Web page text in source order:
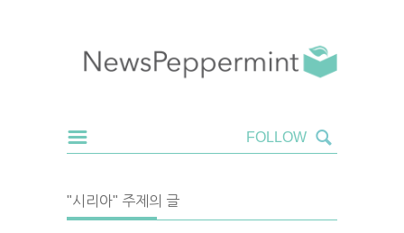
"시리아" 주제의 글